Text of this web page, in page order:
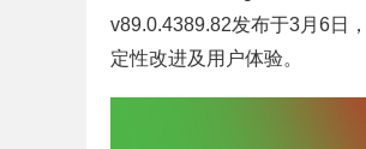
v89.0.4389.82发布于3月6日
定性改进及用户体验。